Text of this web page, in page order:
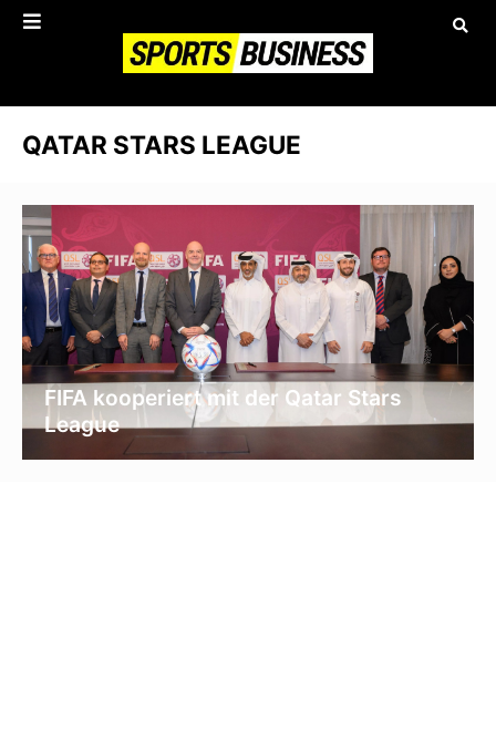
QATAR STARS LEAGUE
FIFA kooperiert mit der Qatar Stars
League